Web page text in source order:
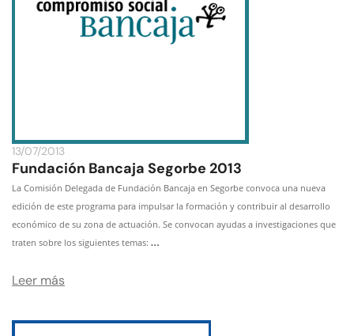
13/07/2013
Fundación Bancaja Segorbe 2013
La Comisión Delegada de Fundación Bancaja en Segorbe convoca una nueva
edición de este programa para impulsar la formación y contribuir al desarrollo
económico de su zona de actuación. Se convocan ayudas a investigaciones que
traten sobre los siguientes temas: …
Leer más